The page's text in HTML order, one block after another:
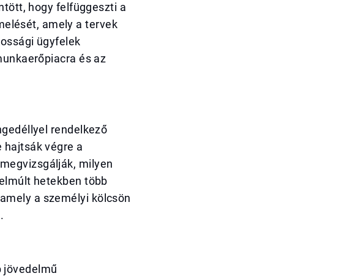
hogy felfüggeszti a
amely a tervek
ügyfelek
és az
rendelkező
hajtsák végre a
milyen
hetekben több
a személyi kölcsön
jövedelmű